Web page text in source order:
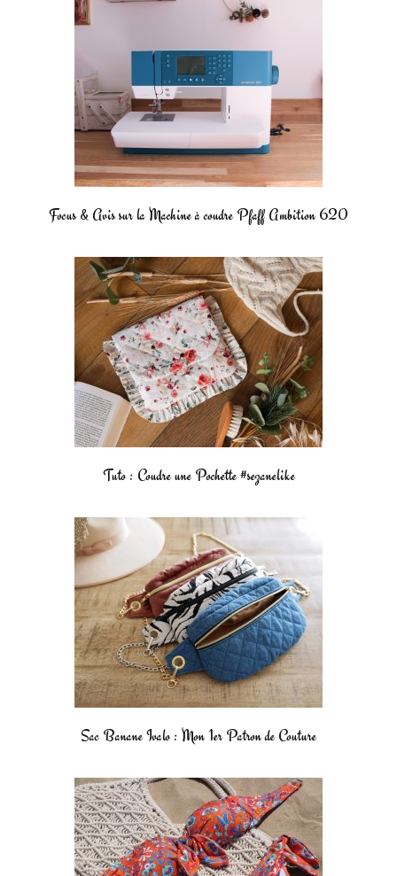
Focus & Avis sur la Machine à coudre Pfaff Ambition 620
Tuto : Coudre une Pochette #sezanelike
Sac Banane Ivalo : Mon 1er Patron de Couture